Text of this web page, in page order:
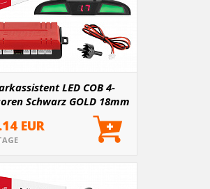
LED COB 4-
Schwarz GOLD 18mm
EUR